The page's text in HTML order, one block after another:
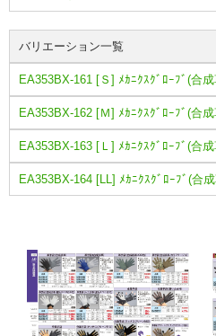
バリエーション一覧
EA353BX-161 [Ｓ] ﾒｶﾆｸｽｸﾞﾛｰﾌﾞ(合
EA353BX-162 [Ｍ] ﾒｶﾆｸｽｸﾞﾛｰﾌﾞ(合
EA353BX-163 [Ｌ] ﾒｶﾆｸｽｸﾞﾛｰﾌﾞ(合
EA353BX-164 [LL] ﾒｶﾆｸｽｸﾞﾛｰﾌﾞ(合